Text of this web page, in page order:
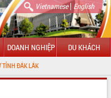
Vietnamese| English
DOANH NGHIỆP DU KHÁCH